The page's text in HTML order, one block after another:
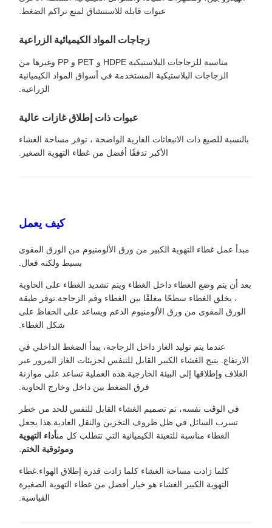
عبوات قابلة للاستنشاق لمنع تراكم الضغط.
زجاجات المواد الكيميائية الزراعية
مناسبة للزجاجات البلاستيكية HDPE و PET و PP وغيرها من
الزجاجات البلاستيكية المستخدمة في أسواق المواد الكيميائية
الزراعية.
عبوات ذات إطلاق غازات عالية
بالنسبة للصيغ ذات الانبعاثات الغازية الواضحة ، توفر مساحة الغشاء
الأكبر تدفقًا أفضل من غطاء التهوية الصغير.
كيف يعمل
مبدأ عمل غطاء التهوية الكبير من ورق الألومنيوم من الورق المقوى
بسيط ولكنه فعال.
بعد أن يتم وضع الغطاء داخل الغطاء ويتم تشديد الغطاء على الحاوية
، يخلق الغطاء سطحًا مغلقًا بين الغطاء وفم الزجاجة.توفر طبقة
الورق المقوى من ورق الألومنيوم الدعم ويساعد على الحفاظ على
شكل الغطاء.
عندما يتم توليد الغاز داخل الزجاجة، يبدأ الضغط الداخلي في
الارتفاع. يتيح الغشاء الكبير القابل للتنفس لجزيئات الغاز المرور عبر
الغلاف وإطلاقها إلى البيئة الخارجية.هذه العملية تساعد على موازنة
فرق الضغط بين داخل وخارج الحاوية.
في الوقت نفسه، تم تصميم الغشاء القابل للنفس للحد من خطر
تسرب السائل في ظل ظروف التخزين والنقل العادية.هذا يجعل
الغطاء مناسبة للتعبئة الكيميائية التي تتطلب كل منأداء التهوية
وموثوقية الختم.
كلما زادت مساحة الغشاء كلما زادت قدرة إطلاق الهواء.غطاء
التهوية الكبير الغشاء هو خيار أفضل من غطاء التهوية الصغيرة
القياسية.